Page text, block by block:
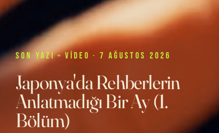
SON YAZI + VIDEO · 7 AĞUSTOS 2026
Japonya'da Rehberlerin
Anlatmadığı Bir Ay (1.
Bölüm)